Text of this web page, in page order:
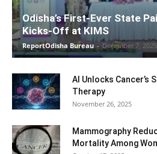
Odisha’s First-Ever State
Kicks-Off at KIMS
ReportOdisha Bureau - December 7, 2025
AI Unlocks Cancer’s
Therapy
November 26, 2025
Mammography
Mortality Among